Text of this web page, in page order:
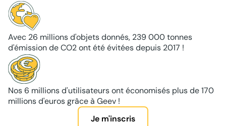
Avec 26 millions d'objets donnés, 239 000 tonnes
d'émission de CO2 ont été évitées depuis 2017 !
Nos 6 millions d'utilisateurs ont économisés plus de 170
millions d'euros grâce à Geev !
Je m'inscris